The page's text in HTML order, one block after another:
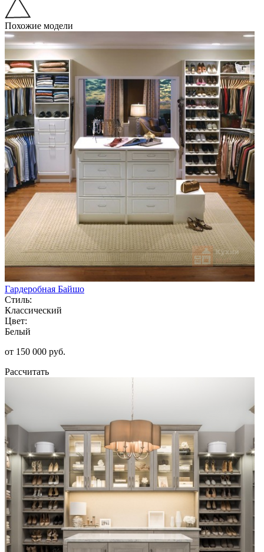
Похожие модели
Гардеробная Байшо
Стиль:
Классический
Цвет:
Белый
от 150 000 руб.
Рассчитать